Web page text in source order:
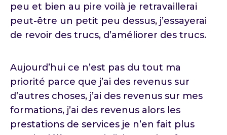
peu et bien au pire voilà je retravaillerai
peut-être un petit peu dessus, j’essayerai
de revoir des trucs, d’améliorer des trucs.
Aujourd’hui ce n’est pas du tout ma
priorité parce que j’ai des revenus sur
d’autres choses, j’ai des revenus sur mes
formations, j’ai des revenus alors les
prestations de services je n’en fait plus